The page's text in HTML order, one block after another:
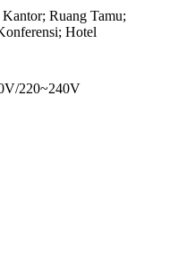
Ruang Tamu;
Hotel
220~240V